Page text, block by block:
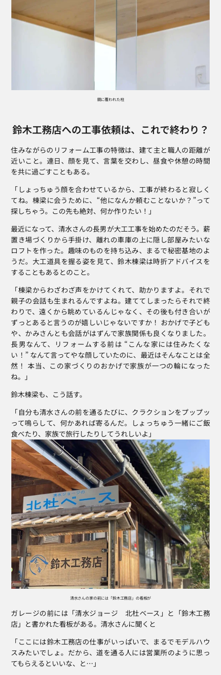
鏡に覆われた柱
鈴木工務店への工事依頼は、これで終わり？
住みながらのリフォーム工事の特徴は、建て主と職人の距離が
近いこと。連日、顔を見て、言葉を交わし、昼食や休憩の時間
を共に過ごすこともある。
「しょっちゅう顔を合わせているから、工事が終わると寂しく
てね。棟梁に会うために、“他になんか頼むことないか？”って
探しちゃう。この先も絶対、何か作りたい！」
最近になって、清水さんの長男が大工工事を始めたのだそう。薪
置き場づくりから手掛け、離れの車庫の上に隠し部屋みたいな
ロフトを作った。趣味のものを持ち込み、まるで秘密基地のよ
うだ。大工道具を握る姿を見て、鈴木棟梁は時折アドバイスを
することもあるとのこと。
「棟梁からわざわざ声をかけてくれて、助かりますよ。それで
親子の会話も生まれるんですよね。建ててしまったらそれで終
わりで、遠くから眺めているんじゃなく、その後も付き合いが
ずっとあると言うのが嬉しいじゃないですか！ おかげで子ども
や、かみさんとも会話がはずんで家族関係も良くなりました。
長男なんて、リフォームする前は “こんな家には住みたくな
い！” なんて言ってやな顔していたのに、最近はそんなことは全
然！ 本当、この家づくりのおかげで家族が一つの輪になった
ね。」
鈴木棟梁も、こう話す。
「自分も清水さんの前を通るたびに、クラクションをプップッ
って鳴らして、何かあれば寄るんだ。しょっちゅう一緒にご飯
食べたり、家族で旅行したりしてうれしいよ」
清水さんの家の前には「鈴木工務店」の看板が
ガレージの前には「清水ジョージ　北杜ベース」と「鈴木工務
店」と書かれた看板がある。清水さんに聞くと
「ここには鈴木工務店の仕事がいっぱいで、まるでモデルハウ
スみたいでしょ。だから、道を通る人には営業所のように思っ
てもらえるといいな、と…」